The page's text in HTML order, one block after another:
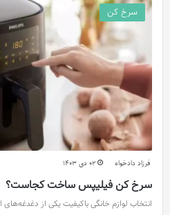
سرخ کن
فرزاد دادخواه 02 دی 1403
سرخ کن فیلیپس ساخت کجاست؟
انتخاب لوازم خانگی باکیفیت یکی از